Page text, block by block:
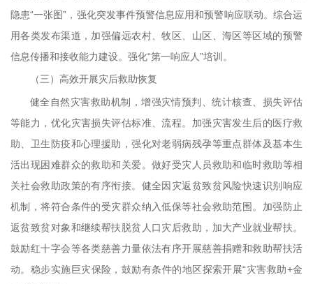
隐患“一张图”，强化突发事件预警信息应用和预警响应联动。综合运
用各类发布渠道，加强偏远农村、牧区、山区、海区等区域的预警
信息传播和接收能力建设。强化“第一响应人”培训。
（三）高效开展灾后救助恢复
健全自然灾害救助机制，增强灾情预判、统计核查、损失评估
等能力，优化灾害损失评估标准、流程。加强灾害发生后的医疗救
助、卫生防疫和心理援助，强化对老弱病残孕等重点群体及基本生
活出现困难群众的救助和关爱。做好受灾人员救助和临时救助等相
关社会救助政策的有序衔接。健全因灾返贫致贫风险快速识别响应
机制，将符合条件的受灾群众纳入低保等社会救助范围。加强防止
返贫致贫对象和继续帮扶脱贫人口灾后救助，加大产业就业帮扶。
鼓励红十字会等各类慈善力量依法有序开展慈善捐赠和救助帮扶活
动。稳步实施巨灾保险，鼓励有条件的地区探索开展“灾害救助+金